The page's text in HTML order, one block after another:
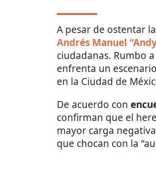
A pesar de ostentar
Andrés Manuel
ciudadanas. Rumbo
enfrenta un
en la Ciudad de
De acuerdo con
confirman que el
mayor carga
que chocan con la